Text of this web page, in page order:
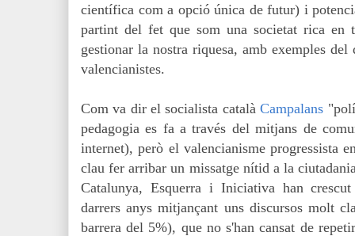
científica com a opció única de futur) i
partint del fet que som una societat rica en
gestionar la nostra riquesa, amb exemples
valencianistes.
Com va dir el socialista catalàCampalans
pedagogia es fa a través del mitjans de
internet), però el valencianisme progressista
clau fer arribar un missatge nítid a la
Catalunya, Esquerra i Iniciativa han
darrers anys mitjançant uns discursos molt
barrera del 5%), que no s'han cansat de